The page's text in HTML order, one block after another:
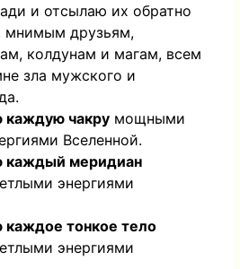
и отсылаю их обратно
мнимым друзьям,
колдунам и магам, всем
зла мужского и
чакру мощными
Вселенной.
каждый меридиан
энергиями
тонкое тело
энергиями